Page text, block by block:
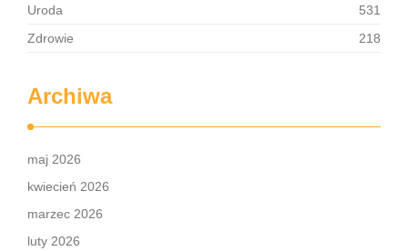
Uroda
531
Zdrowie
218
Archiwa
maj 2026
kwiecień 2026
marzec 2026
luty 2026